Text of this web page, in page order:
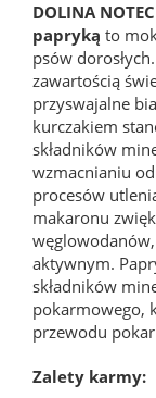
DOLINA
papryką to
psów
zawartością
przyswajalne
kurczakiem
składników
wzmacnianiu
procesów
makaronu
aktywnym.
składników
pokarmowego,
przewodu
Zalety karmy: